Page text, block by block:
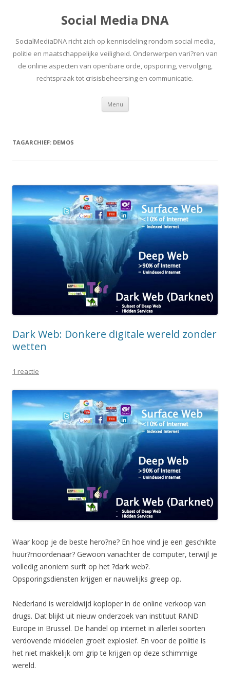
Social Media DNA
SocialMediaDNA richt zich op kennisdeling rondom social media,
politie en maatschappelijke veiligheid. Onderwerpen vari?ren van
de online aspecten van openbare orde, opsporing, vervolging,
rechtspraak tot crisisbeheersing en communicatie.
Menu Spring
inhoud
TAGARCHIEF: DEMOS
Dark Web: Donkere digitale wereld zonder
wetten
1 reactie
Waar koop je de beste hero?ne? En hoe vind je een geschikte
huur?moordenaar? Gewoon vanachter de computer, terwijl je
volledig anoniem surft op het ?dark web?.
Opsporingsdiensten krijgen er nauwelijks greep op.
Nederland is wereldwijd koploper in de online verkoop van
drugs. Dat blijkt uit nieuw onderzoek van instituut RAND
Europe in Brussel. De handel op internet in allerlei soorten
verdovende middelen groeit explosief. En voor de politie is
het niet makkelijk om grip te krijgen op deze schimmige
wereld.